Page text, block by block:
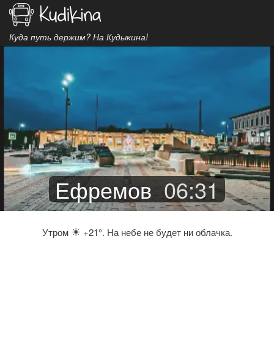
Куда путь держим? На Кудыкина!
Ефремов 06:31
Утром ☀ +21°. На небе не будет ни облачка.